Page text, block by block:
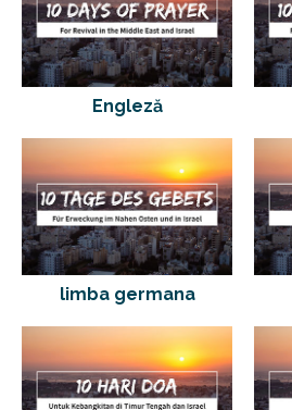
Engleză
limba germana